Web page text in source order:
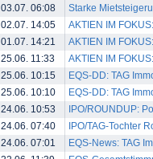
03.07. 06:08
Starke
02.07. 14:05
AKTIEN IM
01.07. 14:21
AKTIEN IM
25.06. 11:33
AKTIEN IM
25.06. 10:15
EQS-DD: TAG
25.06. 10:10
EQS-DD: TAG
24.06. 10:53
IPO/ROUNDUP:
24.06. 07:40
IPO/TAG-Tochter
24.06. 07:01
EQS-News: TAG